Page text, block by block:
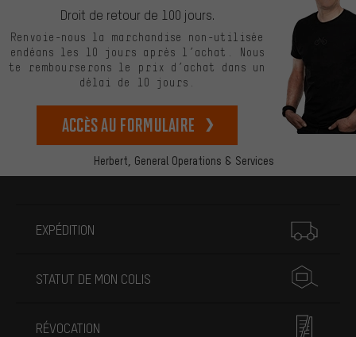
Herbert, General Operations & Services
Droit de retour de 100 jours.
Renvoie-nous la marchandise non-utilisée
endéans les 10 jours après l’achat. Nous
te rembourserons le prix d’achat dans un
délai de 10 jours.
Accès au formulaire
EXPÉDITION
STATUT DE MON COLIS
RÉVOCATION